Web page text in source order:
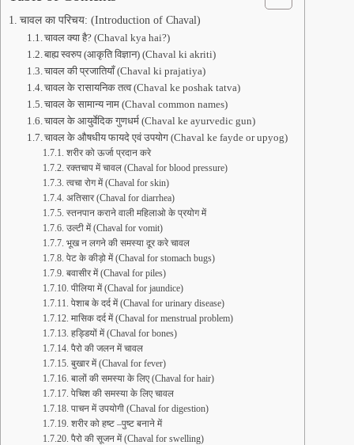
चावल का परिचय: (Introduction of Chaval)
चावल क्या है? (Chaval kya hai?)
बाह्य स्वरुप (आकृति विज्ञान) (Chaval ki akriti)
चावल की प्रजातियाँ (Chaval ki prajatiya)
चावल के रासायनिक तत्व (Chaval ke poshak tatva)
चावल के सामान्य नाम (Chaval common names)
चावल के आयुर्वेदिक गुणधर्म (Chaval ke ayurvedic gun)
चावल के औषधीय फायदे एवं उपयोग (Chaval ke fayde or upyog)
शरीर को ऊर्जा प्रदान करे
रक्तचाप में चावल (Chaval for blood pressure)
त्वचा रोग में (Chaval for skin)
अतिसार (Chaval for diarrhea)
स्तनपान कराने वाली महिलाओ के प्रयोग में
उल्टी में (Chaval for vomit)
भूख न लगने की समस्या दूर करे चावल
पेट के कीड़ो में (Chaval for stomach bugs)
बवासीर में (Chaval for piles)
पीलिया में (Chaval for jaundice)
पेशाब के दर्द में (Chaval for urinary disease)
मासिक दर्द में (Chaval for menstrual problem)
हड्डियों में (Chaval for bones)
पैरो की जलन में चावल
बुखार में (Chaval for fever)
बालों की समस्या के लिए (Chaval for hair)
पेचिश की समस्या के लिए चावल
पाचन में उपयोगी (Chaval for digestion)
शरीर को हष्ट –पुष्ट बनाने में
पैरो की सूजन में (Chaval for swelling)